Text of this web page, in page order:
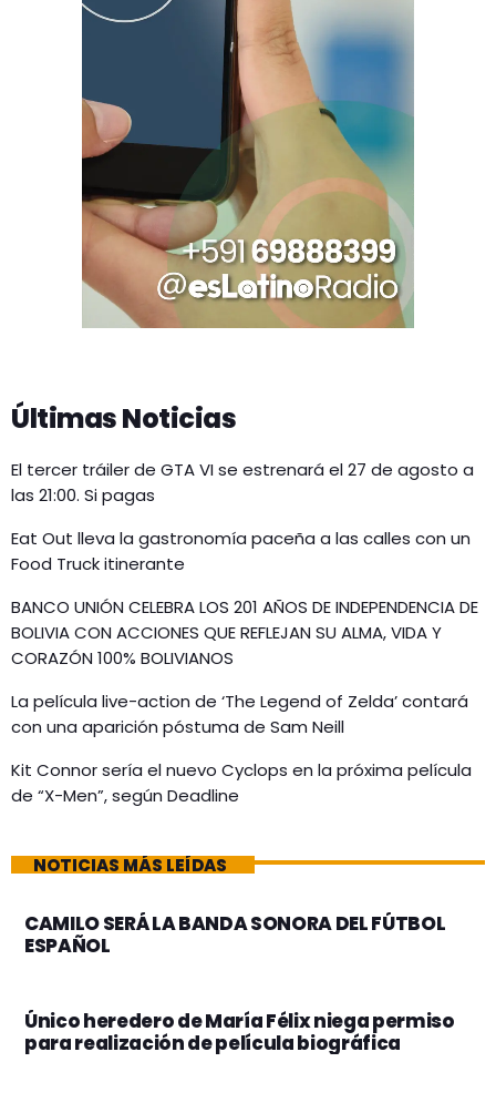
Últimas Noticias
El tercer tráiler de GTA VI se estrenará el 27 de agosto a
las 21:00. Si pagas
Eat Out lleva la gastronomía paceña a las calles con un
Food Truck itinerante
BANCO UNIÓN CELEBRA LOS 201 AÑOS DE INDEPENDENCIA DE
BOLIVIA CON ACCIONES QUE REFLEJAN SU ALMA, VIDA Y
CORAZÓN 100% BOLIVIANOS
La película live-action de ‘The Legend of Zelda’ contará
con una aparición póstuma de Sam Neill
Kit Connor sería el nuevo Cyclops en la próxima película
de “X-Men”, según Deadline
NOTICIAS MÁS LEÍDAS
CAMILO SERÁ LA BANDA SONORA DEL FÚTBOL
ESPAÑOL
Único heredero de María Félix niega permiso
para realización de película biográfica